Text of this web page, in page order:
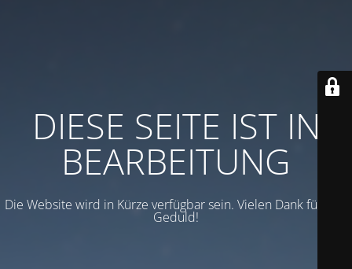
DIESE SEITE IST IN
BEARBEITUNG
Die Website wird in Kürze verfügbar sein. Vielen Dank für Ihre
Geduld!